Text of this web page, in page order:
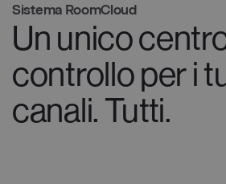
Sistema RoomCloud
Un unico
controllo per i
canali. Tutti.